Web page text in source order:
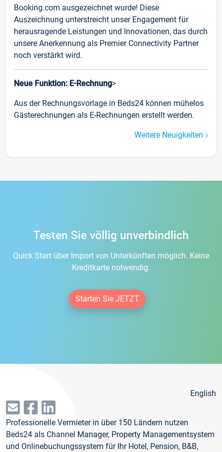
Booking.com ausgezeichnet wurde! Diese
Auszeichnung unterstreicht unser Engagement für
herausragende Leistungen und Innovationen, das durch
unsere Anerkennung als Premier Connectivity Partner
noch verstärkt wird.
Neue Funktion: E-Rechnung>
Aus der Rechnungsvorlage in Beds24 können mühelos
Gästerechnungen als E-Rechnungen erstellt werden.
Weitere Neuigkeiten
Testen Sie völlig unverbindlich
Quick Start über Import von Unterkünften möglich. Keine
Kreditkarte notwendig.
Starten Sie JETZT
English
Professionelle Vermieter in über 150 Ländern nutzen
Beds24 als Channel Manager, Property Managementsystem
und Onlinebuchungssystem für Ihr Hotel, Pension, B&B,